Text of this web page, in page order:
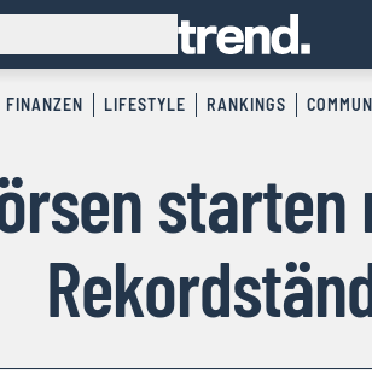
FINANZEN LIFESTYLE RANKINGS